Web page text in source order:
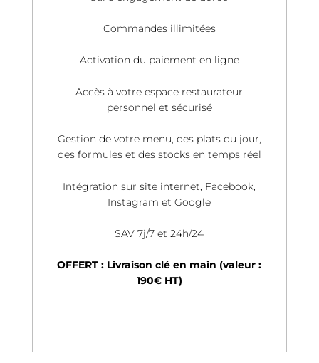
Commandes illimitées
Activation du paiement en ligne
Accès à votre espace restaurateur
personnel et sécurisé
Gestion de votre menu, des plats du jour,
des formules et des stocks en temps réel
Intégration sur site internet, Facebook,
Instagram et Google
SAV 7j/7 et 24h/24
OFFERT : Livraison clé en main (valeur :
190€ HT)